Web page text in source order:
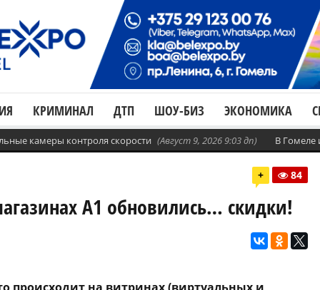
КРИМИНАЛ ДТП ШОУ-БИЗ ЭКОНОМИКА
камеры контроля скорости (Август 9, 2026 9:03 дп) В Гомеле
+ 84
А1 обновились… скидки!